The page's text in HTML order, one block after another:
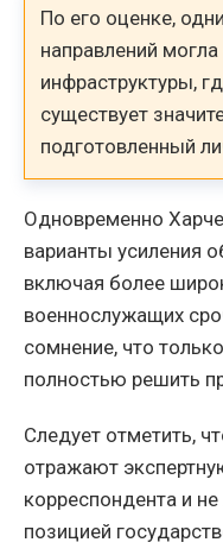
По его оценке,
направлений
инфраструктуры,
существует
подготовленный
Одновременно
варианты усиления
включая более
военнослужащих
сомнение, что
полностью решить
Следует отметить,
отражают
корреспондента и
позицией